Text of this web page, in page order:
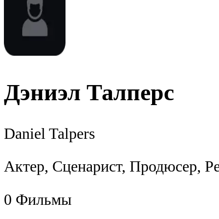
Дэниэл Талперс
Daniel Talpers
Актер, Сценарист, Продюсер,
0 Фильмы